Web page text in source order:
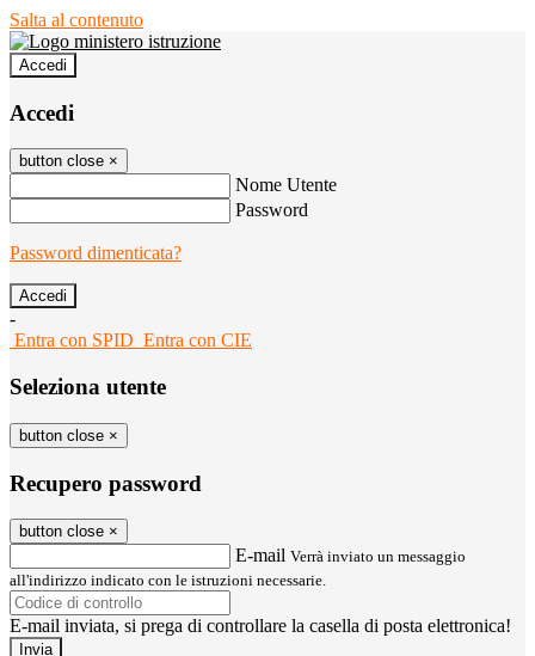
Salta al contenuto
Accedi
Accedi
button close ×
Nome Utente
Password
Password dimenticata?
-
Entra con SPID Entra con CIE
Seleziona utente
button close ×
Recupero password
button close ×
E-mail Verrà inviato un messaggio
all'indirizzo indicato con le istruzioni necessarie.
E-mail inviata, si prega di controllare la casella di posta elettronica!